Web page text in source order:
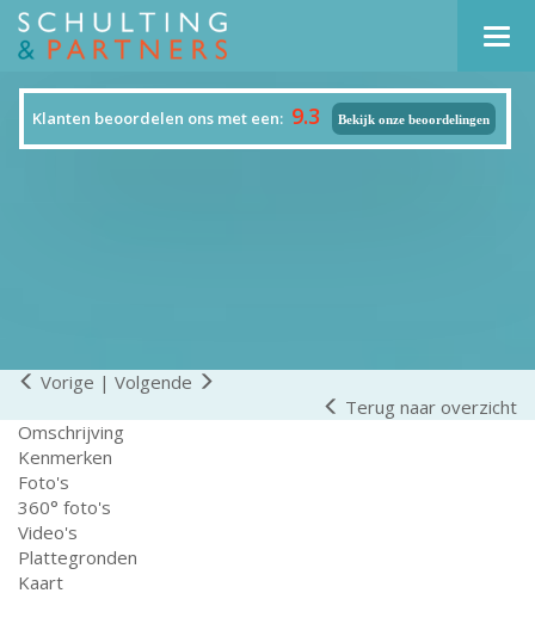
Klanten beoordelen ons met een: 9.3 Bekijk onze beoordelingen
Vorige | Volgende
Terug naar overzicht
Omschrijving
Kenmerken
Foto's
360° foto's
Video's
Plattegronden
Kaart